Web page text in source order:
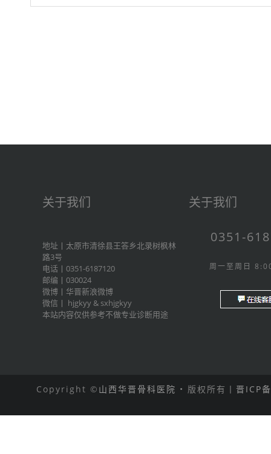
关于我们
地址丨太原市清徐县王答乡北录树枫林
路3号
电话丨0351-6187120
邮编丨030024
微博丨 华晋新浪微博
微信丨 hjgkyy & sxhjgkyy
本站内容仅供参考不做专业诊断用途
关于我们
0351-
周一至周日
Copyright © 山西华晋骨科医院 • 版权所有丨 晋ICP